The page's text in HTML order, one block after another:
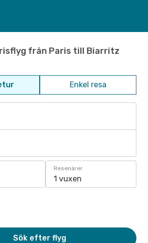
från Paris till Biarritz
Enkel resa
Resenärer
1 vuxen
Sök efter flyg